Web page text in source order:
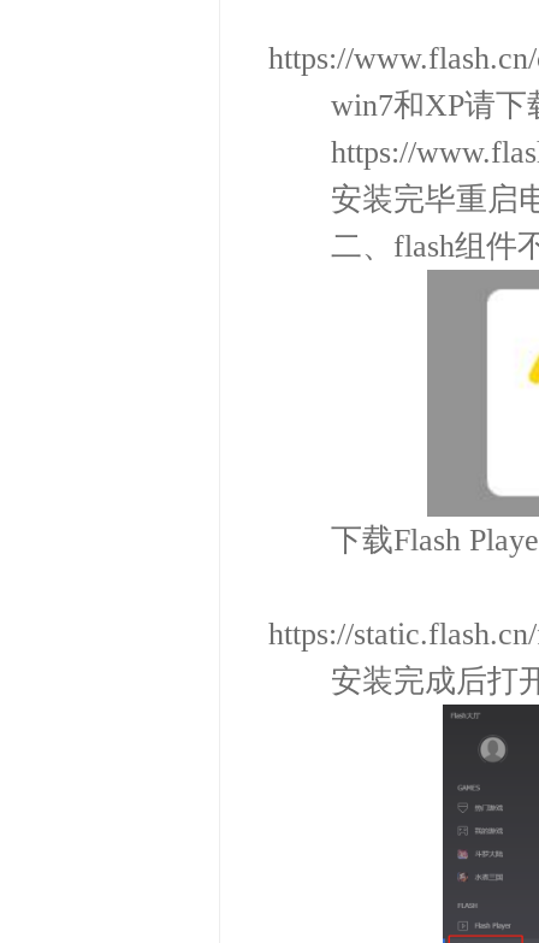
https://
win7和XP请下
https://
安装完毕重启
二、flash组件不
下载Flash
https://
安装完成后打开